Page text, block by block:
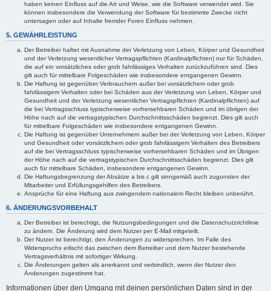
haben keinen Einfluss auf die Art und Weise, wie die Software verwendet wird. Sie
können insbesondere die Verwendung der Software für bestimmte Zwecke nicht
untersagen oder auf Inhalte fremder Foren Einfluss nehmen.
5. GEWÄHRLEISTUNG
Der Betreiber haftet mit Ausnahme der Verletzung von Leben, Körper und Gesundheit
und der Verletzung wesentlicher Vertragspflichten (Kardinalpflichten) nur für Schäden,
die auf ein vorsätzliches oder grob fahrlässiges Verhalten zurückzuführen sind. Dies
gilt auch für mittelbare Folgeschäden wie insbesondere entgangenen Gewinn.
Die Haftung ist gegenüber Verbrauchern außer bei vorsätzlichem oder grob
fahrlässigem Verhalten oder bei Schäden aus der Verletzung von Leben, Körper und
Gesundheit und der Verletzung wesentlicher Vertragspflichten (Kardinalpflichten) auf
die bei Vertragsschluss typischerweise vorhersehbaren Schäden und im übrigen der
Höhe nach auf die vertragstypischen Durchschnittsschäden begrenzt. Dies gilt auch
für mittelbare Folgeschäden wie insbesondere entgangenen Gewinn.
Die Haftung ist gegenüber Unternehmern außer bei der Verletzung von Leben, Körper
und Gesundheit oder vorsätzlichem oder grob fahrlässigem Verhalten des Betreibers
auf die bei Vertragsschluss typischerweise vorhersehbaren Schäden und im Übrigen
der Höhe nach auf die vertragstypischen Durchschnittsschäden begrenzt. Dies gilt
auch für mittelbare Schäden, insbesondere entgangenen Gewinn.
Die Haftungsbegrenzung der Absätze a bis c gilt sinngemäß auch zugunsten der
Mitarbeiter und Erfüllungsgehilfen des Betreibers.
Ansprüche für eine Haftung aus zwingendem nationalem Recht bleiben unberührt.
6. ÄNDERUNGSVORBEHALT
Der Betreiber ist berechtigt, die Nutzungsbedingungen und die Datenschutzrichtlinie
zu ändern. Die Änderung wird dem Nutzer per E-Mail mitgeteilt.
Der Nutzer ist berechtigt, den Änderungen zu widersprechen. Im Falle des
Widerspruchs erlischt das zwischen dem Betreiber und dem Nutzer bestehende
Vertragsverhältnis mit sofortiger Wirkung.
Die Änderungen gelten als anerkannt und verbindlich, wenn der Nutzer den
Änderungen zugestimmt hat.
Informationen über den Umgang mit deinen persönlichen Daten sind in der